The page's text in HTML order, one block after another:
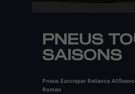
PNEUS
SAISONS
Pneus Eurorepar Reliance
Romeo